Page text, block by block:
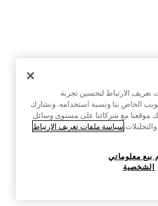
الارتباط لتحسين تجربة
الخاص بنا ونسبة استخدامه. ونشارك
موقعنا مع شركائنا على مستوى وسائل
سياسة ملفات تعريف الارتباط
بيع معلوماتي
الشخصية